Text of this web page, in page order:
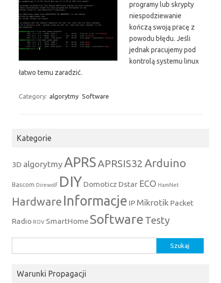
programy lub skrypty
niespodziewanie
kończą swoją pracę z
powodu błędu. Jeśli
jednak pracujemy pod
kontrolą systemu linux
łatwo temu zaradzić.
Category: algorytmy Software
Kategorie
3D algorytmyAPRSAPRSIS32 Arduino
Bascom Direwolf DIY Domoticz Dstar ECO HamNet
Hardware Informacje IP Mikrotik Packet
Radio ROV SmartHomeSoftware Testy
Warunki Propagacji